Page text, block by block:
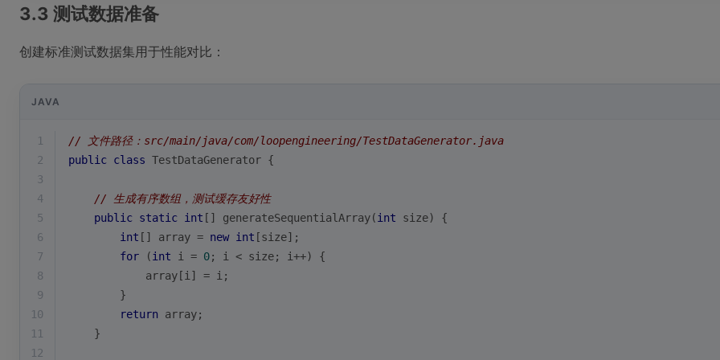
3.3 测试数据准备
创建标准测试数据集用于性能对比：
JAVA
1
// 文件路径：src/main/java/com/loopengineering/TestDataGenerator.java
2
public class TestDataGenerator {
3
4
// 生成有序数组，测试缓存友好性
5
public static int [] generateSequentialArray(int size) {
6
int [] array = new int [size];
7
for (int i = 0; i < size; i++) {
8
            array[i] = i;
9
        }
10
return array;
11
    }
12